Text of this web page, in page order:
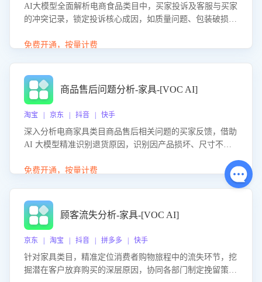
AI大模型全面解析电商食品类目中，买家投诉及客服与买家
的冲突记录，锁定投诉核心成因，如质量问题、包装破损
置差评防控，提升客户满意度。
免费开通，按量计费
商品售后问题分析-家具-[VOC AI]
淘宝 | 京东 | 抖音 | 快手
深入分析电商家具类目商品售后相关问题的买家反馈，借助
AI 大模型精准识别退货原因，识别因产品损坏、尺寸不符
力商家优化产品或服务，实现销售额的显著提升。
免费开通，按量计费
顾客流失分析-家具-[VOC AI]
京东 | 淘宝 | 抖音 | 拼多多 | 快手
针对家具类目，精准定位消费者购物旅程中的流失环节，挖
掘潜在客户放弃购买的深层原因，协同各部门制定挽留策